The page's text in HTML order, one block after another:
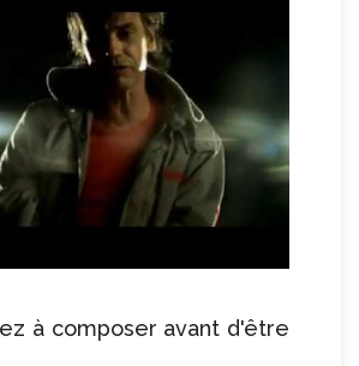
à composer avant d'être